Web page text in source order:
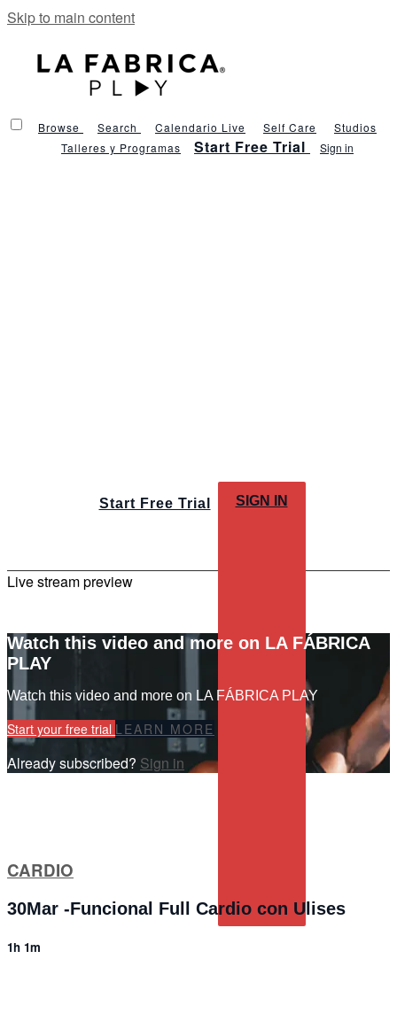
Skip to main content
Browse Search Calendario Live Self Care
Studios
Talleres y Programas
Start Free Trial Sign in
Start Free Trial SIGN IN
Live stream preview
Watch this video and more on LA FÁBRICA
PLAY
Watch this video and more on LA FÁBRICA PLAY
Start your free trial LEARN MORE
Already subscribed? Sign in
CARDIO
30Mar -Funcional Full Cardio con Ulises
1h 1m